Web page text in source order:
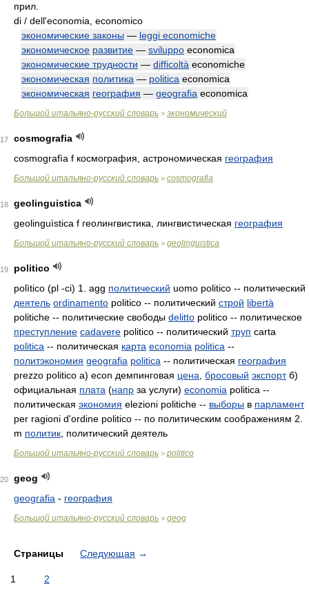
прил.
di / dell'economia, economico
экономические законы — leggi economiche
экономическое развитие — sviluppo economica
экономические трудности — difficoltà economiche
экономическая политика — politica economica
экономическая география — geografia economica
Большой итальяно-русский словарь > экономический
17
cosmografia
cosmografìa f космография, астрономическая география
Большой итальяно-русский словарь > cosmografia
18
geolinguistica
geolinguìstica f геолингвистика, лингвистическая география
Большой итальяно-русский словарь > geolinguistica
19
politico
polìtico (pl -ci) 1. agg политический uomo politico -- политический
деятель ordinamento politico -- политический строй libertà
politiche -- политические свободы delitto politico -- политическое
преступление cadavere politico -- политический труп carta
politica -- политическая карта economia politica --
политэкономия geografia politica -- политическая география
prezzo politico а) econ демпинговая цена бросовый экспортб)
официальная плата (напр за услуги) economia politica --
политическая экономия elezioni politiche -- выборы в парламент
per ragioni d'ordine politico -- по политическим соображениям 2.
m политик , политический деятель
Большой итальяно-русский словарь > politico
20
geog
geografia - география
Большой итальяно-русский словарь > geog
Страницы Следующая →
1 2